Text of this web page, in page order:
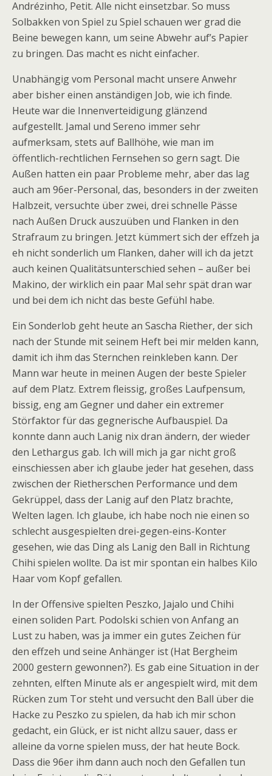
Andrézinho, Petit. Alle nicht einsetzbar. So muss
Solbakken von Spiel zu Spiel schauen wer grad die
Beine bewegen kann, um seine Abwehr auf’s Papier
zu bringen. Das macht es nicht einfacher.
Unabhängig vom Personal macht unsere Anwehr
aber bisher einen anständigen Job, wie ich finde.
Heute war die Innenverteidigung glänzend
aufgestellt. Jamal und Sereno immer sehr
aufmerksam, stets auf Ballhöhe, wie man im
öffentlich-rechtlichen Fernsehen so gern sagt. Die
Außen hatten ein paar Probleme mehr, aber das lag
auch am 96er-Personal, das, besonders in der zweiten
Halbzeit, versuchte über zwei, drei schnelle Pässe
nach Außen Druck auszuüben und Flanken in den
Strafraum zu bringen. Jetzt kümmert sich der effzeh ja
eh nicht sonderlich um Flanken, daher will ich da jetzt
auch keinen Qualitätsunterschied sehen – außer bei
Makino, der wirklich ein paar Mal sehr spät dran war
und bei dem ich nicht das beste Gefühl habe.
Ein Sonderlob geht heute an Sascha Riether, der sich
nach der Stunde mit seinem Heft bei mir melden kann,
damit ich ihm das Sternchen reinkleben kann. Der
Mann war heute in meinen Augen der beste Spieler
auf dem Platz. Extrem fleissig, großes Laufpensum,
bissig, eng am Gegner und daher ein extremer
Störfaktor für das gegnerische Aufbauspiel. Da
konnte dann auch Lanig nix dran ändern, der wieder
den Lethargus gab. Ich will mich ja gar nicht groß
einschiessen aber ich glaube jeder hat gesehen, dass
zwischen der Rietherschen Performance und dem
Gekrüppel, dass der Lanig auf den Platz brachte,
Welten lagen. Ich glaube, ich habe noch nie einen so
schlecht ausgespielten drei-gegen-eins-Konter
gesehen, wie das Ding als Lanig den Ball in Richtung
Chihi spielen wollte. Da ist mir spontan ein halbes Kilo
Haar vom Kopf gefallen.
In der Offensive spielten Peszko, Jajalo und Chihi
einen soliden Part. Podolski schien von Anfang an
Lust zu haben, was ja immer ein gutes Zeichen für
den effzeh und seine Anhänger ist (Hat Bergheim
2000 gestern gewonnen?). Es gab eine Situation in der
zehnten, elften Minute als er angespielt wird, mit dem
Rücken zum Tor steht und versucht den Ball über die
Hacke zu Peszko zu spielen, da hab ich mir schon
gedacht, ein Glück, er ist nicht allzu sauer, dass er
alleine da vorne spielen muss, der hat heute Bock.
Dass die 96er ihm dann auch noch den Gefallen tun